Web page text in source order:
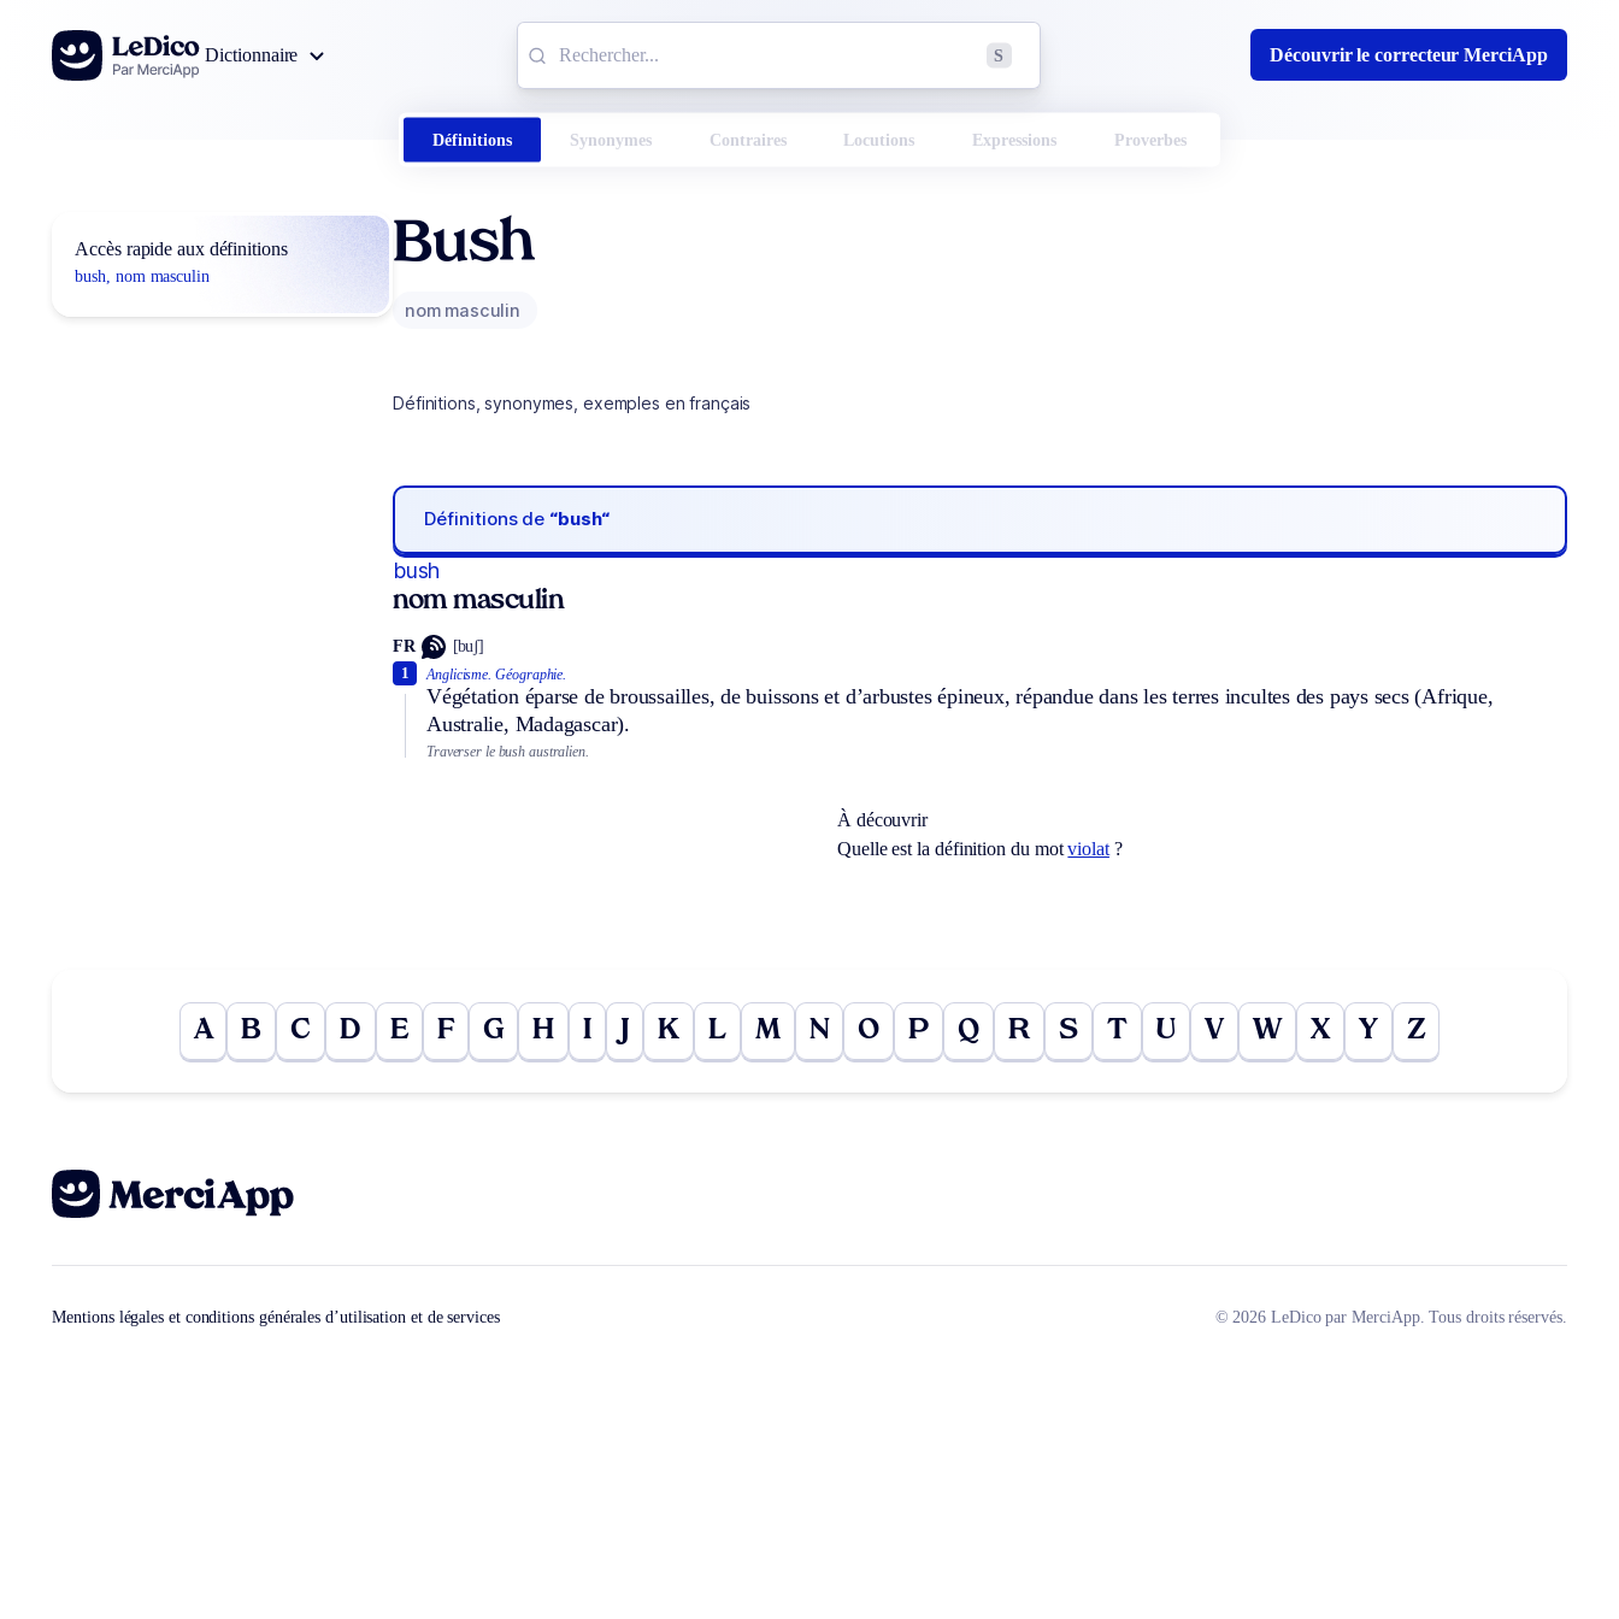
Aller au contenu
Dictionnaire
S Découvrir le correcteur MerciApp
Définitions Synonymes Contraires Locutions Expressions Proverbes
Accès rapide aux définitions
bush, nom masculin
Bush
nom masculin
Définitions, synonymes, exemples en français
Définitions de “bush“
bush
nom masculin
FR [buʃ]
Anglicisme. Géographie.
Végétation éparse de broussailles, de buissons et d’arbustes épineux, répandue dans les terres incultes des pays secs (Afrique,
Australie, Madagascar).
1
Traverser le bush australien.
À découvrir
Quelle est la définition du motviolat?
A B C D E F G H I J K L M N O P Q R S T U V W X Y Z
Mentions légales et conditions générales d’utilisation et de services © 2026 LeDico par MerciApp. Tous droits réservés.